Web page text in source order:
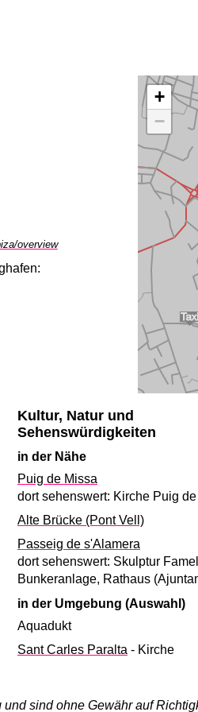
overview
+
−
Kultur, Natur und
Sehenswürdigkeiten
in der Nähe
Puig de Missa
dort sehenswert: Kirche Puig
Alte Brücke (Pont Vell)
Passeig de s'Alamera
dort sehenswert: Skulptur
Bunkeranlage, Rathaus
in der Umgebung (Auswahl)
Aquadukt
Sant Carles Paralta - Kirche